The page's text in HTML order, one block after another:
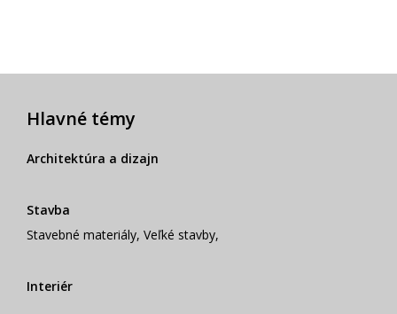
Hlavné témy
Architektúra a dizajn
Stavba
Stavebné materiály, Veľké stavby,
Interiér